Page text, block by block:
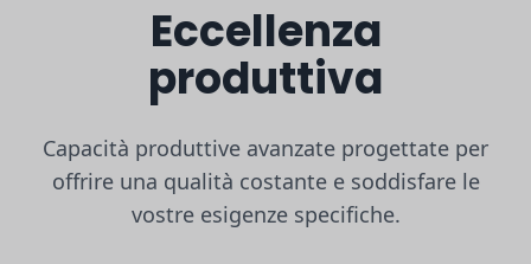
Eccellenza
produttiva
Capacità produttive avanzate progettate per
offrire una qualità costante e soddisfare le
vostre esigenze specifiche.